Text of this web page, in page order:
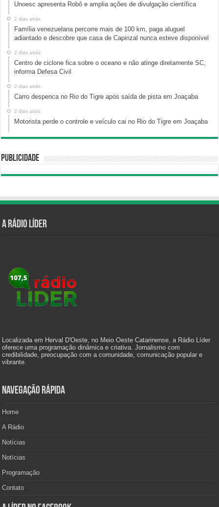
Unoesc apresenta Robô e amplia ações de divulgação científica
2 dias atrás
Família venezuelana percorre mais de 100 km, paga aluguel
adiantado e descobre que casa de Capinzal nunca esteve disponível
2 dias atrás
Centro de ciclone fica sobre o oceano e não atinge diretamente SC,
informa Defesa Civil
2 dias atrás
Carro despenca no Rio do Tigre após saída de pista em Joaçaba
2 dias atrás
Motorista perde o controle e veículo cai no Rio do Tigre em Joaçaba
Publicidade
A Rádio Líder
Localizada em Herval D'Oeste, no Meio Oeste Catarinense, a Rádio Líder
oferece uma programação dinâmica e criativa. Jornalismo com
credibilidade, preocupação com a comunidade, comunicação popular e
vibrante.
Navegação Rápida
Home
A Rádio
Notícias
Notícias
Programação
Contato